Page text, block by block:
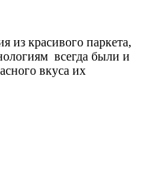
из красивого паркета,
всегда были и
вкуса их